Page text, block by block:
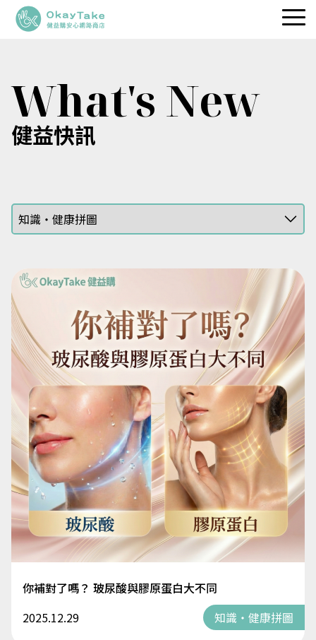
專利保健品
品牌理念
What's New
健益快訊
你補對了嗎？ 玻尿酸與膠原蛋白大不同
2025.12.29
知識・健康拼圖